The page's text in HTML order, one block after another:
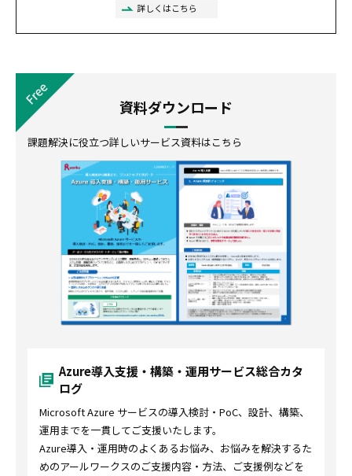
詳しくはこちら
資料ダウンロード
課題解決に役立つ詳しいサービス資料はこちら
Azure導入支援・構築・運用サービス総合カタ
ログ
Microsoft Azure サービスの導入検討・PoC、設計、構築、
運用までを一貫してご支援いたします。
Azure導入・運用時のよくあるお悩み、お悩みを解決するた
めのアールワークスのご支援内容・方法、ご支援例などを